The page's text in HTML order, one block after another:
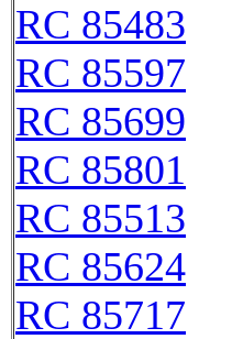
RC 85483
RC 85597
RC 85699
RC 85801
RC 85513
RC 85624
RC 85717